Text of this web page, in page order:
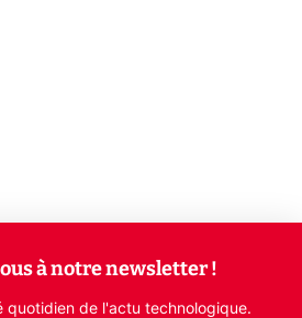
à notre newsletter !
quotidien de l'actu technologique.